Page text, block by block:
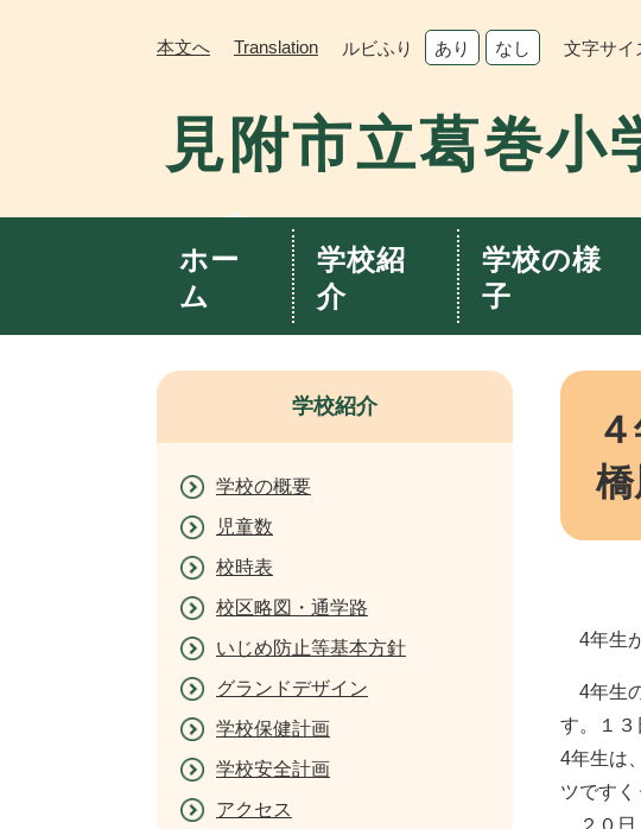
す。
し
本文へ Translation ルビふり あり なし 文字サイ
見附市立葛巻小
ホー
ム
学校紹
介
学校の様
子
本
橋
4年生
4年生
す。１３
4年生は
ツです
２０日
学校紹介
学校の概要
児童数
校時表
校区略図・通学路
いじめ防止等基本方針
グランドデザイン
学校保健計画
学校安全計画
アクセス